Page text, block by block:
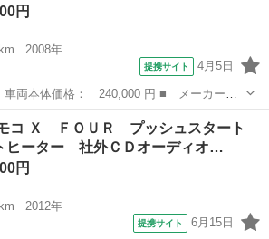
円
2008年
提携サイト 4月5日
モコ ■ グレード名： Ｅ ＦＯＵＲ ４
トヒーター ベンチシート ＡＴ 盗難防
コ Ｘ ＦＯＵＲ プッシュスタート
ヒーター 社外ＣＤオーディオ…
円
2012年
提携サイト 6月15日